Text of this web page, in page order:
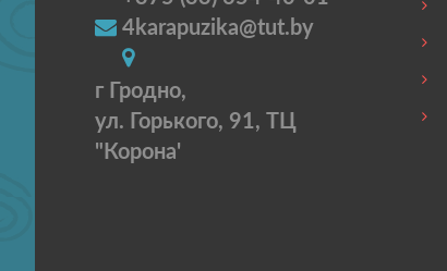
4karapuzika@tut.by
г Гродно,
ул. Горького, 91, ТЦ
"Корона'